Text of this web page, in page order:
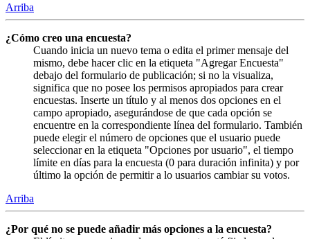
Arriba
¿Cómo creo una encuesta?
Cuando inicia un nuevo tema o edita el primer mensaje del
mismo, debe hacer clic en la etiqueta "Agregar Encuesta"
debajo del formulario de publicación; si no la visualiza,
significa que no posee los permisos apropiados para crear
encuestas. Inserte un título y al menos dos opciones en el
campo apropiado, asegurándose de que cada opción se
encuentre en la correspondiente línea del formulario. También
puede elegir el número de opciones que el usuario puede
seleccionar en la etiqueta "Opciones por usuario", el tiempo
límite en días para la encuesta (0 para duración infinita) y por
último la opción de permitir a lo usuarios cambiar su votos.
Arriba
¿Por qué no se puede añadir más opciones a la encuesta?